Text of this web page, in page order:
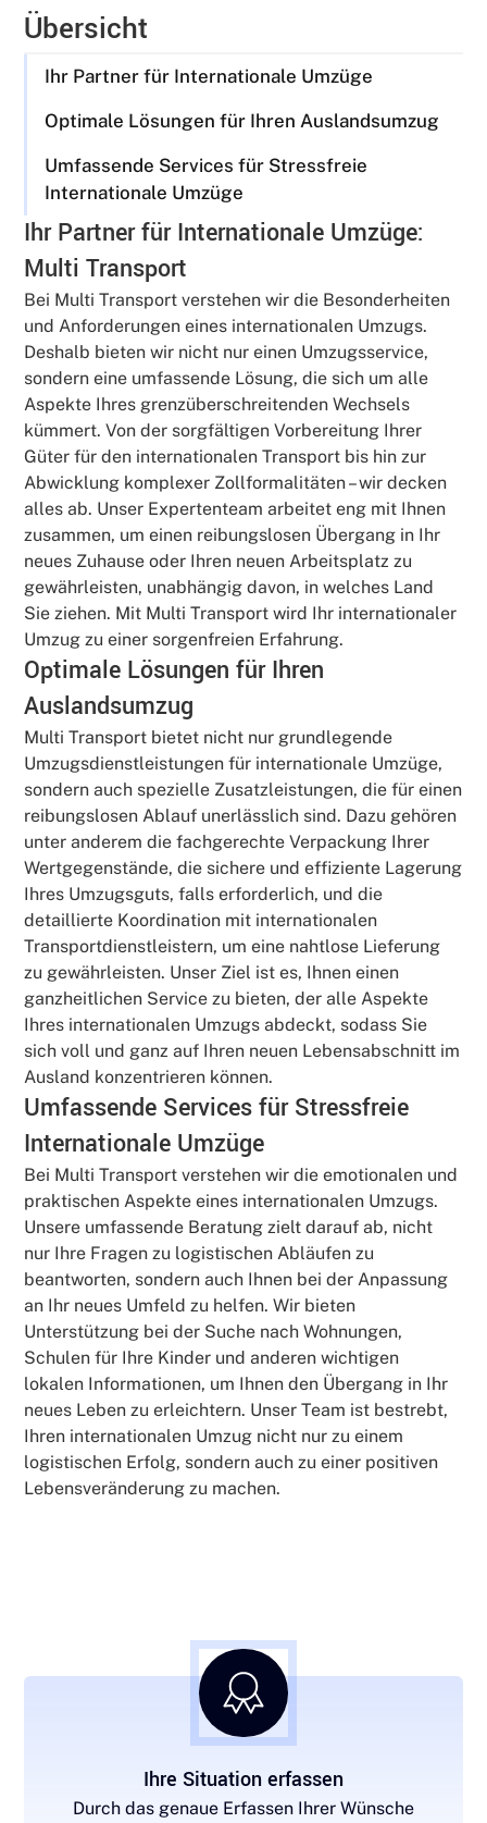
Übersicht
Ihr Partner für Internationale Umzüge
Optimale Lösungen für Ihren Auslandsumzug
Umfassende Services für Stressfreie
Internationale Umzüge
Ihr Partner für Internationale Umzüge:
Multi Transport
Bei Multi Transport verstehen wir die Besonderheiten
und Anforderungen eines internationalen Umzugs.
Deshalb bieten wir nicht nur einen Umzugsservice,
sondern eine umfassende Lösung, die sich um alle
Aspekte Ihres grenzüberschreitenden Wechsels
kümmert. Von der sorgfältigen Vorbereitung Ihrer
Güter für den internationalen Transport bis hin zur
Abwicklung komplexer Zollformalitäten – wir decken
alles ab. Unser Expertenteam arbeitet eng mit Ihnen
zusammen, um einen reibungslosen Übergang in Ihr
neues Zuhause oder Ihren neuen Arbeitsplatz zu
gewährleisten, unabhängig davon, in welches Land
Sie ziehen. Mit Multi Transport wird Ihr internationaler
Umzug zu einer sorgenfreien Erfahrung.
Optimale Lösungen für Ihren
Auslandsumzug
Multi Transport bietet nicht nur grundlegende
Umzugsdienstleistungen für internationale Umzüge,
sondern auch spezielle Zusatzleistungen, die für einen
reibungslosen Ablauf unerlässlich sind. Dazu gehören
unter anderem die fachgerechte Verpackung Ihrer
Wertgegenstände, die sichere und effiziente Lagerung
Ihres Umzugsguts, falls erforderlich, und die
detaillierte Koordination mit internationalen
Transportdienstleistern, um eine nahtlose Lieferung
zu gewährleisten. Unser Ziel ist es, Ihnen einen
ganzheitlichen Service zu bieten, der alle Aspekte
Ihres internationalen Umzugs abdeckt, sodass Sie
sich voll und ganz auf Ihren neuen Lebensabschnitt im
Ausland konzentrieren können.
Umfassende Services für Stressfreie
Internationale Umzüge
Bei Multi Transport verstehen wir die emotionalen und
praktischen Aspekte eines internationalen Umzugs.
Unsere umfassende Beratung zielt darauf ab, nicht
nur Ihre Fragen zu logistischen Abläufen zu
beantworten, sondern auch Ihnen bei der Anpassung
an Ihr neues Umfeld zu helfen. Wir bieten
Unterstützung bei der Suche nach Wohnungen,
Schulen für Ihre Kinder und anderen wichtigen
lokalen Informationen, um Ihnen den Übergang in Ihr
neues Leben zu erleichtern. Unser Team ist bestrebt,
Ihren internationalen Umzug nicht nur zu einem
logistischen Erfolg, sondern auch zu einer positiven
Lebensveränderung zu machen.
Ihre Situation erfassen
Durch das genaue Erfassen Ihrer Wünsche